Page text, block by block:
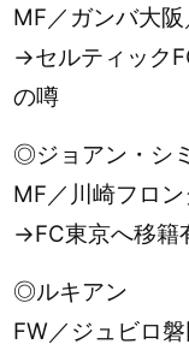
MF／ガンバ大
→セルティック
の噂
◎ジョアン・シ
MF／川崎フロ
→FC東京へ移籍
◎ルキアン
FW／ジュビロ